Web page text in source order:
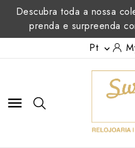
Descubra toda a nossa
prenda e surpreenda
Pt 
